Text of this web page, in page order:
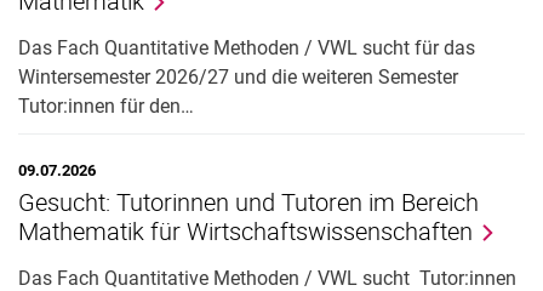
Das Fach Quantitative Methoden / VWL sucht für das
Wintersemester 2026/27 und die weiteren Semester
Tutor:innen für den…
09.07.2026
Gesucht: Tutorinnen und Tutoren im Bereich
Mathematik für Wirtschaftswissenschaften
Das Fach Quantitative Methoden / VWL sucht Tutor:innen